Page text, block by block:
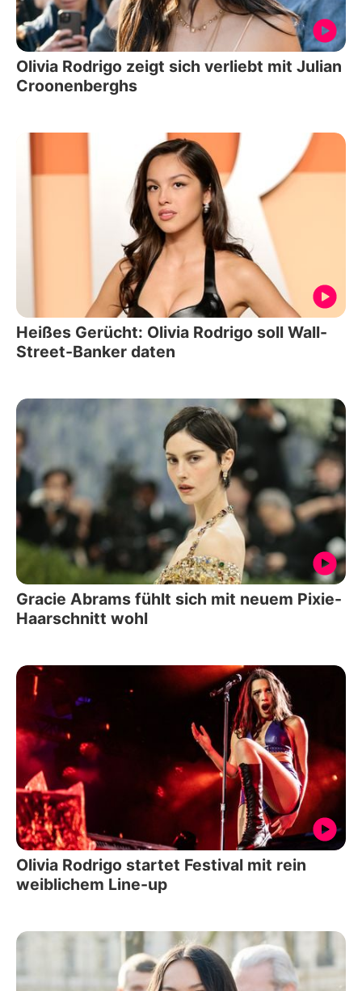
Olivia Rodrigo zeigt sich verliebt mit Julian
Croonenberghs
Heißes Gerücht: Olivia Rodrigo soll Wall-
Street-Banker daten
Gracie Abrams fühlt sich mit neuem Pixie-
Haarschnitt wohl
Olivia Rodrigo startet Festival mit rein
weiblichem Line-up